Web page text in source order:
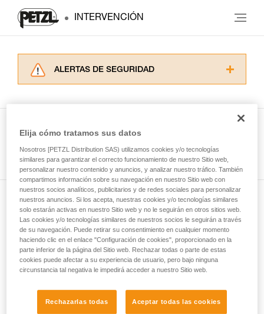
INTERVENCIÓN
ALERTAS DE SEGURIDAD
Dominar estas técnicas requiere una formación
y un entrenamiento específico. Confirme a
través de un profesional su capacidad para
ejecutar estas técnicas, solo y con total
seguridad, antes de ejecutarlas de forma
autónoma.
Damos ejemplos de técnicas relacionadas con
su actividad. Pueden existir otras que no
describimos aquí.
Ver todas las técnicas
Suscríbase al boletín
y mantente conectado con nuestras noticias
Email *
Elija cómo tratamos sus datos
Nosotros [PETZL Distribution SAS) utilizamos cookies y/o tecnologías
similares para garantizar el correcto funcionamiento de nuestro Sitio web,
personalizar nuestro contenido y anuncios, y analizar nuestro tráfico. También
compartimos información sobre su navegación en nuestro Sitio web con
nuestros socios analíticos, publicitarios y de redes sociales para personalizar
nuestros anuncios. Si los acepta, nuestras cookies y/o tecnologías similares
solo estarán activas en nuestro Sitio web y no le seguirán en otros sitios web.
Las cookies y/o tecnologías similares de nuestros socios le seguirán a través
de su navegación. Puede retirar su consentimiento en cualquier momento
haciendo clic en el enlace "Configuración de cookies", proporcionado en la
parte inferior de la página del Sitio web. Rechazar todas o parte de estas
cookies puede afectar a su experiencia de usuario, pero bajo ninguna
circunstancia tal negativa le impedirá acceder a nuestro Sitio web.
Rechazarlas todas Aceptar todas las cookies